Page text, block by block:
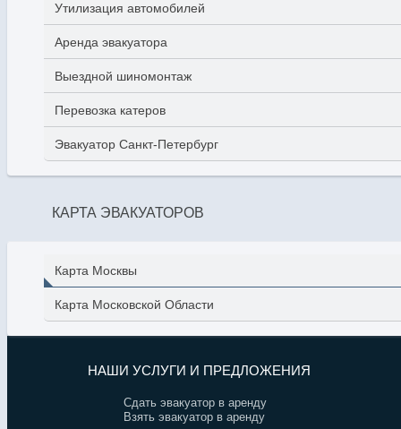
Утилизация автомобилей
Аренда эвакуатора
Выездной шиномонтаж
Перевозка катеров
Эвакуатор Санкт-Петербург
КАРТА ЭВАКУАТОРОВ
Карта Москвы
Карта Московской Области
НАШИ УСЛУГИ И ПРЕДЛОЖЕНИЯ
Сдать эвакуатор в аренду
Взять эвакуатор в аренду